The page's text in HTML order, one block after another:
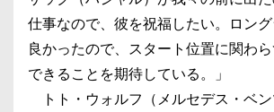
仕事なので、彼を祝福したい。ロン
良かったので、スタート位置に関わ
できることを期待している。」
トト・ウォルフ（メルセデス・ベ